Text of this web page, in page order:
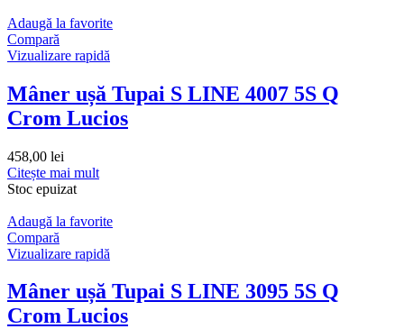
Adaugă la favorite
Compară
Vizualizare rapidă
Mâner ușă Tupai S LINE 4007 5S Q
Crom Lucios
458,00 lei
Citește mai mult
Stoc epuizat
Adaugă la favorite
Compară
Vizualizare rapidă
Mâner ușă Tupai S LINE 3095 5S Q
Crom Lucios